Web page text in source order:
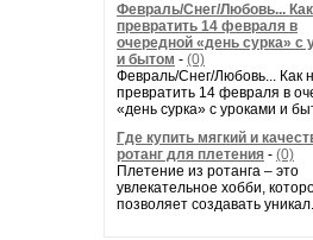
Февраль/Снег/Любовь...
превратить 14 февраля в
очередной «день сурка» с
и бытом - (0)
Февраль/Снег/Любовь... Как
превратить 14 февраля в
«день сурка» с уроками и
Где купить мягкий и
ротанг для плетения - (0)
Плетение из ротанга – это
увлекательное хобби,
позволяет создавать